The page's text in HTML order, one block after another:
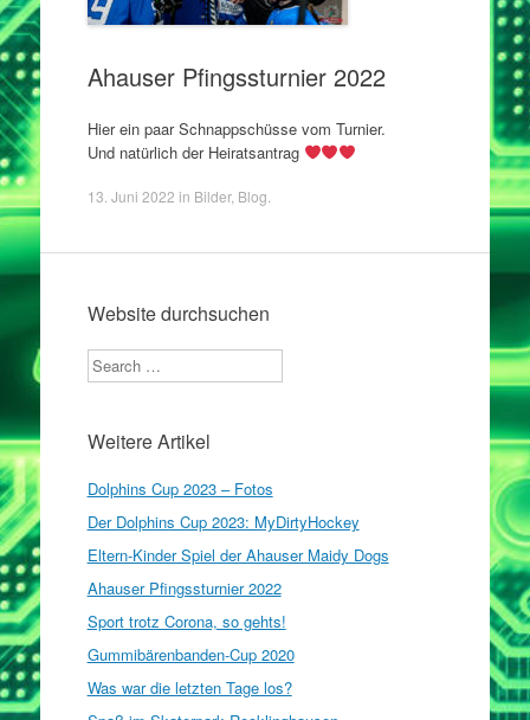
Ahauser Pfingssturnier 2022
Hier ein paar Schnappschüsse vom Turnier.
Und natürlich der Heiratsantrag
13. Juni 2022 in Bilder, Blog
Website durchsuchen
Search
Weitere Artikel
Dolphins Cup 2023 – Fotos
Der Dolphins Cup 2023: MyDirtyHockey
Eltern-Kinder Spiel der Ahauser Maidy Dogs
Ahauser Pfingssturnier 2022
Sport trotz Corona, so gehts!
Gummibärenbanden-Cup 2020
Was war die letzten Tage los?